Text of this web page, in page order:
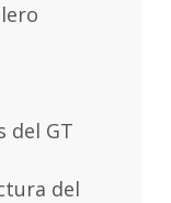
del GT
del